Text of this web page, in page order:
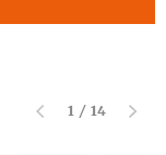
1 / 14